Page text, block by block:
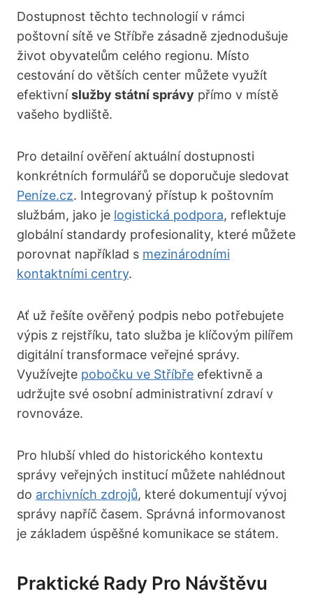
Dostupnost těchto technologií v rámci
poštovní sítě ve Stříbře zásadně zjednodušuje
život obyvatelům celého regionu. Místo
cestování do větších center můžete využít
efektivníslužby státní správy přímo v místě
vašeho bydliště.
Pro detailní ověření aktuální dostupnosti
konkrétních formulářů se doporučuje sledovat
Peníze.cz. Integrovaný přístup k poštovním
službám, jako je logistická podpora, reflektuje
globální standardy profesionality, které můžete
porovnat například s mezinárodními
kontaktními centry.
Ať už řešíte ověřený podpis nebo potřebujete
výpis z rejstříku, tato služba je klíčovým pilířem
digitální transformace veřejné správy.
Využívejte pobočku ve Stříbře efektivně a
udržujte své osobní administrativní zdraví v
rovnováze.
Pro hlubší vhled do historického kontextu
správy veřejných institucí můžete nahlédnout
do archivních zdrojů, které dokumentují vývoj
správy napříč časem. Správná informovanost
je základem úspěšné komunikace se státem.
Praktické Rady Pro Návštěvu